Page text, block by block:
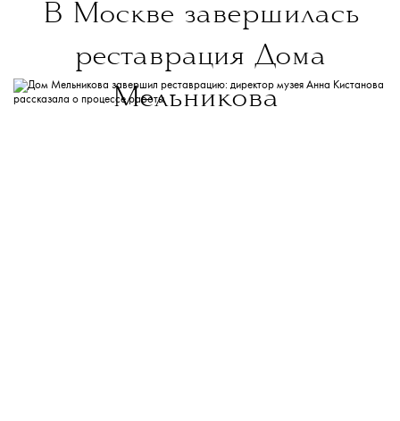
В Москве завершилась
реставрация Дома
Мельникова